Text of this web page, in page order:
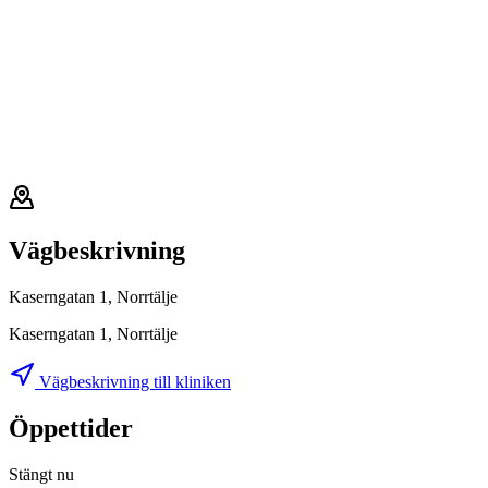
Vägbeskrivning
Kaserngatan 1, Norrtälje
Kaserngatan 1, Norrtälje
Vägbeskrivning till kliniken
Öppettider
Stängt nu